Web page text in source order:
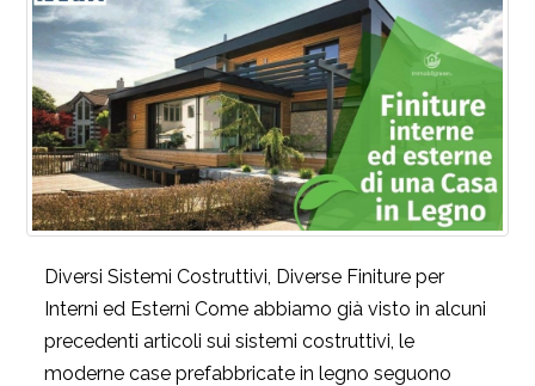
Diversi Sistemi Costruttivi, Diverse Finiture per
Interni ed Esterni Come abbiamo già visto in alcuni
precedenti articoli sui sistemi costruttivi, le
moderne case prefabbricate in legno seguono